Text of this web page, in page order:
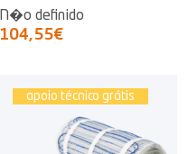
N�o definido
104,55€
apoio técnico grátis